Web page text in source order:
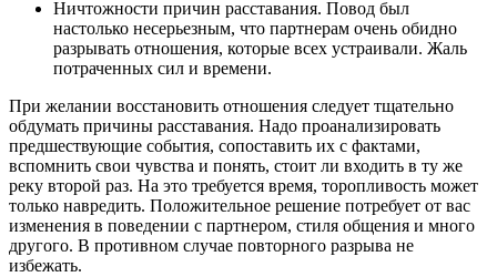
Ничтожности причин расставания. Повод был
настолько несерьезным, что партнерам очень обидно
разрывать отношения, которые всех устраивали. Жаль
потраченных сил и времени.
При желании восстановить отношения следует тщательно
обдумать причины расставания. Надо проанализировать
предшествующие события, сопоставить их с фактами,
вспомнить свои чувства и понять, стоит ли входить в ту же
реку второй раз. На это требуется время, торопливость может
только навредить. Положительное решение потребует от вас
изменения в поведении с партнером, стиля общения и много
другого. В противном случае повторного разрыва не
избежать.